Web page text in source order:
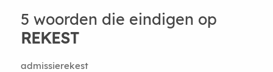
5 woorden die eindigen op
REKEST
admissierekest